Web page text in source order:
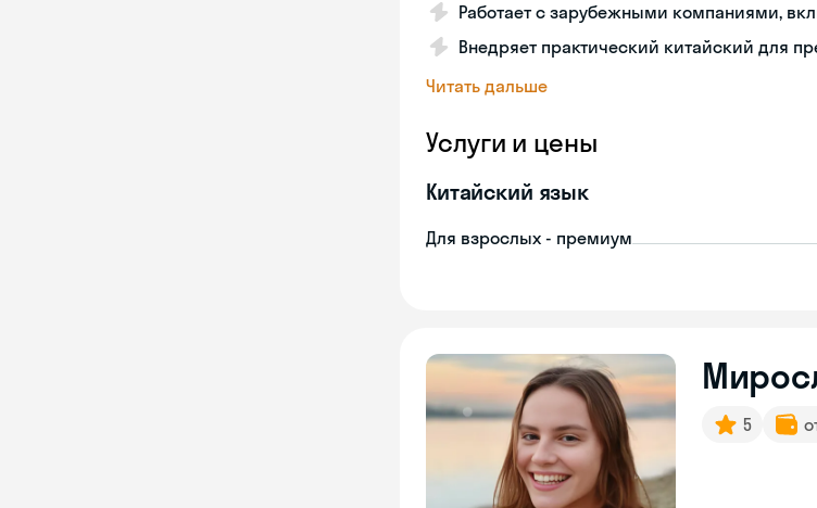
Работает с зарубежными компаниями,
Внедряет практический китайский для
Читать дальше
Услуги и цены
Китайский язык
Для взрослых - премиум
5